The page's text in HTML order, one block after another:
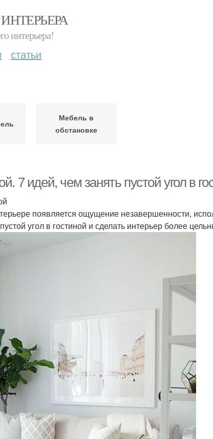
интерьера!
статьи
Мебель в
обстановке
7 идей, чем занять пустой угол в
появляется ощущение незавершенности,
угол в гостиной и сделать интерьер более